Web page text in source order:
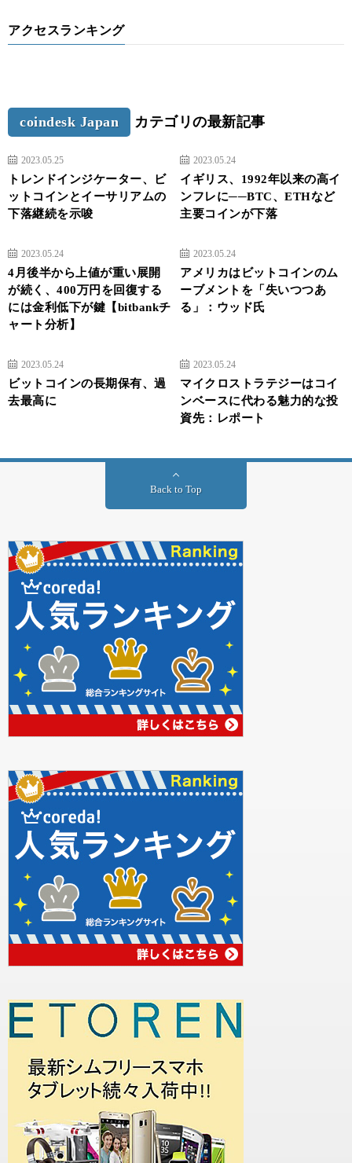
アクセスランキング
coindesk Japan カテゴリの最新記事
2023.05.25
トレンドインジケーター、ビ
ットコインとイーサリアムの
下落継続を示唆
2023.05.24
イギリス、1992年以来の高イ
ンフレに──BTC、ETHなど
主要コインが下落
2023.05.24
4月後半から上値が重い展開
が続く、400万円を回復する
には金利低下が鍵【bitbankチ
ャート分析】
2023.05.24
アメリカはビットコインのム
ーブメントを「失いつつあ
る」：ウッド氏
2023.05.24
ビットコインの長期保有、過
去最高に
2023.05.24
マイクロストラテジーはコイ
ンベースに代わる魅力的な投
資先：レポート
Back to Top